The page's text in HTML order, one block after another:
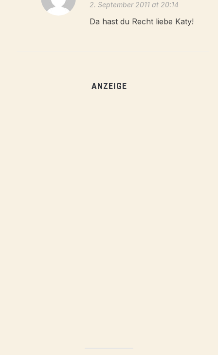
2. September 2011 at 20:14
Da hast du Recht liebe Katy!
ANZEIGE